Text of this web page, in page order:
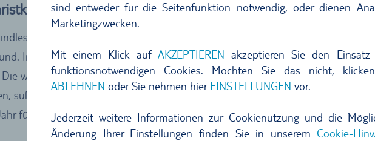
sind entweder für die Seitenfunktion notwendig, oder dienen
Marketingzwecken.
Mit einem Klick auf AKZEPTIEREN akzeptieren Sie den
funktionsnotwendigen Cookies. Möchten Sie das nicht,
ABLEHNEN oder Sie nehmen hierEINSTELLUNGEN vor.
Jederzeit weitere Informationen zur Cookienutzung und die
Änderung Ihrer Einstellungen finden Sie in unserem Cookie-
– Weihnachtszauber XXL
gehört nicht nur zu den schönsten Weihnachtsmärkten
Immerhin erstreckt sich der Christkindlesmarkt rund um den Hauptmarkt
wunderschön gestalteten Holzbuden mit den charakteristischen rot-
süßen Weihnachtsleckereien und handgefertigtem Weihnachtsschmuck. Gut
für Jahr ein umfangreiches Rahmenprogramm für Kinder geboten – vom